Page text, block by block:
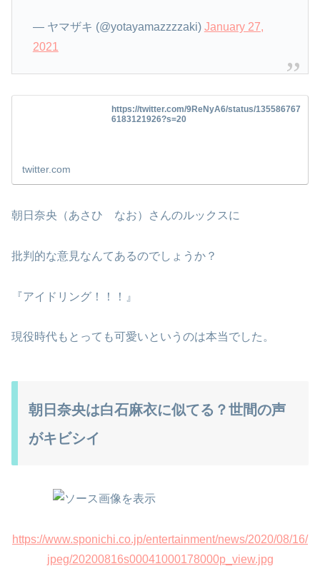
— ヤマザキ (@yotayamazzzzaki) January 27,
2021
https://twitter.com/9ReNyA6/status/135586767
6183121926?s=20
twitter.com
朝日奈央（あさひ なお）さんのルックスに
批判的な意見なんてあるのでしょうか？
『アイドリング！！！』
現役時代もとっても可愛いというのは本当でした。
朝日奈央は白石麻衣に似てる？世間の声
がキビシイ
https://www.sponichi.co.jp/entertainment/news/2020/08/16/
jpeg/20200816s00041000178000p_view.jpg